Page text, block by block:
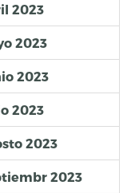
2023
2023
2023
2023
2023
2023